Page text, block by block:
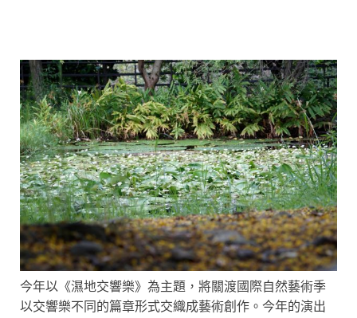
今年以《濕地交響樂》為主題，將關渡國際自然藝術季
以交響樂不同的篇章形式交織成藝術創作。今年的演出